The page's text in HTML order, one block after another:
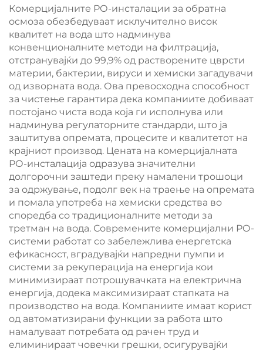
за третман на вода за
дезолација на морска
вода
осмоза, машина за
реверзно осмоза за
индустријална
филтрација на вода
Комерцијалните РО-инсталации за обратна
осмоза обезбедуваат исклучително висок
квалитет на вода што надминува
конвенционалните методи на филтрација,
отстранувајќи до 99,9% од растворените цврсти
материи, бактерии, вируси и хемиски загадувачи
од изворната вода. Ова превосходна способност
за чистење гарантира дека компаниите добиваат
постојано чиста вода која ги исполнува или
надминува регулаторните стандарди, што ја
заштитува опремата, процесите и квалитетот на
крајниот производ. Цената на комерцијалната
РО-инсталација одразува значителни
долгорочни заштеди преку намалени трошоци
за одржување, подолг век на траење на опремата
и помала употреба на хемиски средства во
споредба со традиционалните методи за
третман на вода. Современите комерцијални РО-
системи работат со забележлива енергетска
ефикасност, вградувајќи напредни пумпи и
системи за рекуперација на енергија кои
минимизираат потрошувачката на електрична
енергија, додека максимизираат стапката на
производство на вода. Компаниите имаат корист
од автоматизирани функции за работа што
намалуваат потребата од рачен труд и
елиминираат човечки грешки, осигурувајќи